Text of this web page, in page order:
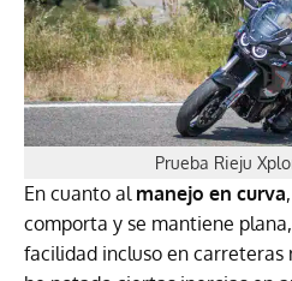
Prueba Rieju
En cuanto al manejo en curva
comporta y se mantiene
facilidad incluso en carreteras